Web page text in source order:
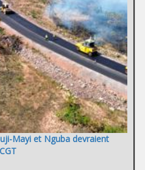
Mayi et Nguba devraient